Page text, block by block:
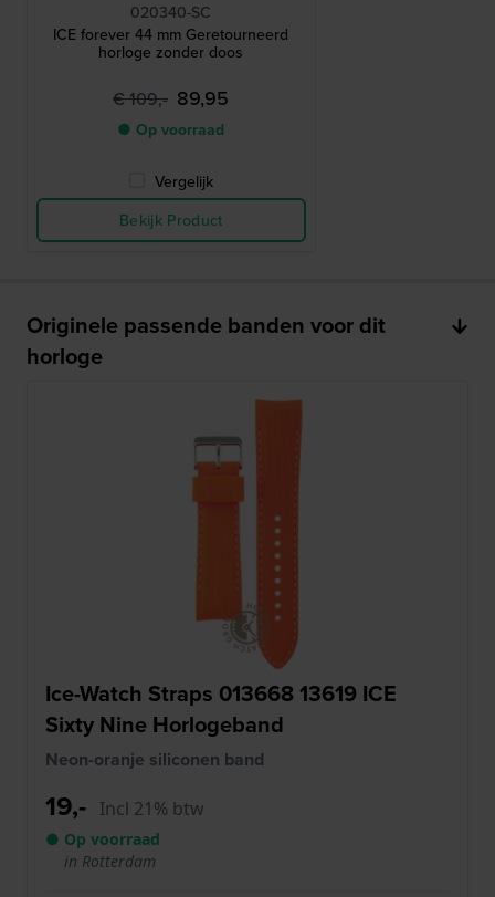
020340-SC
ICE forever 44 mm Geretourneerd
horloge zonder doos
€ 109,- 89,95
● Op voorraad
Vergelijk
Bekijk Product
Originele passende banden voor dit
horloge
Ice-Watch Straps 013668 13619 ICE
Sixty Nine Horlogeband
Neon-oranje siliconen band
19,- Incl 21% btw
● Op voorraad
in Rotterdam